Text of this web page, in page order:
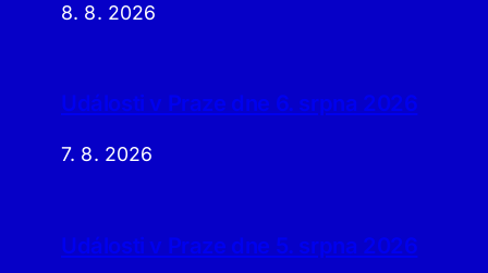
8. 8. 2026
Události v Praze dne 6. srpna 2026
7. 8. 2026
Události v Praze dne 5. srpna 2026